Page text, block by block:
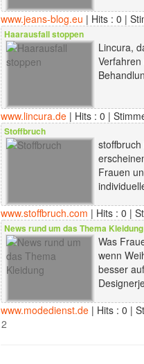
www.jeans-blog.eu | Hits : 0 |
Haarausfall stoppen
Lincura,
www.lincura.de| Hits : 0 |
Stoffbruch
Frauen
www.stoffbruch.com | Hits : 0 |
News rund um das Thema Kleidung
Was
wenn
besser
www.modedienst.de| Hits : 0 |
2